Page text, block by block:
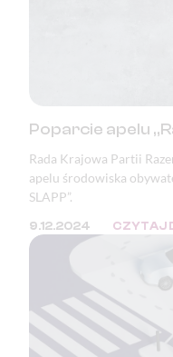
Poparcie apelu
Rada Krajowa Partii
apelu środowiska
SLAPP”.
9.12.2024 CZYTAJ